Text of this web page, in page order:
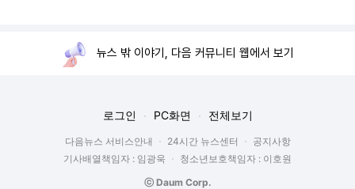
뉴스 밖 이야기, 다음 커뮤니티 웹에서 보기
로그인 PC화면 전체보기
다음뉴스 서비스안내 24시간 뉴스센터
공지사항
기사배열책임자 : 임광욱
청소년보호책임자 : 이호원
ⓒ Daum Corp.